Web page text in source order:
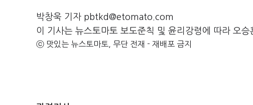
박창욱 기자 pbtkd@etomato.com
이 기사는 뉴스토마토 보도준칙 및 윤리강령에 따라 오
ⓒ 맛있는 뉴스토마토, 무단 전재 - 재배포 금지